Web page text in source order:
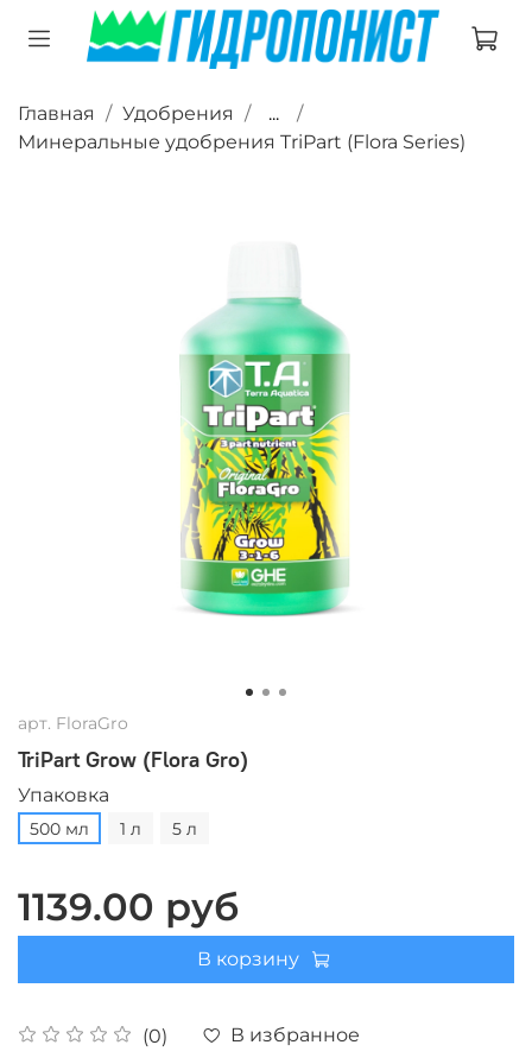
Главная Удобрения
...
Минеральные удобрения TriPart (Flora Series)
арт. FloraGro
TriPart Grow (Flora Gro)
(0) В избранное
Упаковка
500 мл 1 л 5 л
1139.00 руб
В корзину